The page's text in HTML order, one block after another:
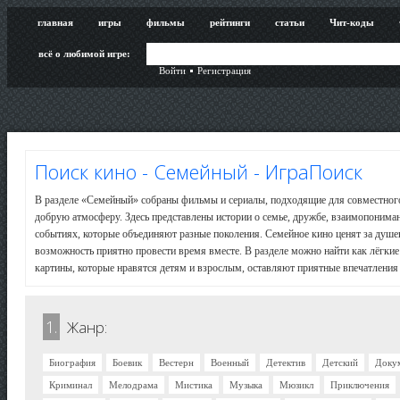
главная игры фильмы рейтинги статьи Чит-коды
всё о любимой игре:
Войти
Регистрация
Поиск кино - Семейный - ИграПоиск
В разделе «Семейный» собраны фильмы и сериалы, подходящие для
добрую атмосферу. Здесь представлены истории о семье, дружбе,
событиях, которые объединяют разные поколения. Семейное кино ценят за
возможность приятно провести время вместе. В разделе можно найти как
картины, которые нравятся детям и взрослым, оставляют приятные
1. Жанр:
Биография Боевик Вестерн Военный Детектив Детский
Криминал Мелодрама Мистика Музыка Мюзикл Приключения